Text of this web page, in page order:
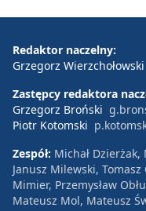
Redaktor naczelny:
Grzegorz Wierzchołowski
Zastępcy redaktora
Grzegorz Broński
Piotr Kotomski
Zespół: Michał Dzierżak,
Janusz Milewski,
Mimier, Przemysław
Mateusz Mol, Mateusz